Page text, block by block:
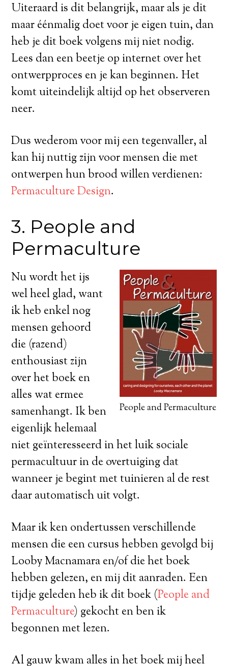
Uiteraard is dit belangrijk, maar als je dit
maar éénmalig doet voor je eigen tuin, dan
heb je dit boek volgens mij niet nodig.
Lees dan een beetje op internet over het
ontwerpproces en je kan beginnen. Het
komt uiteindelijk altijd op het observeren
neer.
Dus wederom voor mij een tegenvaller, al
kan hij nuttig zijn voor mensen die met
ontwerpen hun brood willen verdienen:
Permaculture Design.
3. People and
Permaculture
People and Permaculture
Nu wordt het ijs
wel heel glad, want
ik heb enkel nog
mensen gehoord
die (razend)
enthousiast zijn
over het boek en
alles wat ermee
samenhangt. Ik ben
eigenlijk helemaal
niet geïnteresseerd in het luik sociale
permacultuur in de overtuiging dat
wanneer je begint met tuinieren al de rest
daar automatisch uit volgt.
Maar ik ken ondertussen verschillende
mensen die een cursus hebben gevolgd bij
Looby Macnamara en/of die het boek
hebben gelezen, en mij dit aanraden. Een
tijdje geleden heb ik dit boek (People and
Permaculture) gekocht en ben ik
begonnen met lezen.
Al gauw kwam alles in het boek mij heel